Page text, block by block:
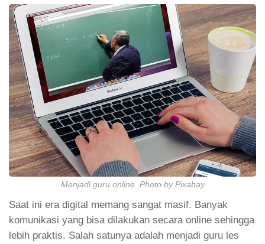
Menjadi guru online. Photo by Pixabay
Saat ini era digital memang sangat masif. Banyak
komunikasi yang bisa dilakukan secara online sehingga
lebih praktis. Salah satunya adalah menjadi guru les